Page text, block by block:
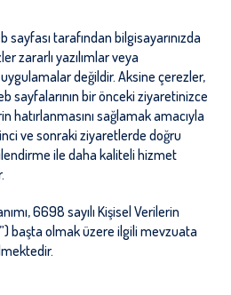
tarafından bilgisayarınızda
zararlı yazılımlar veya
değildir. Aksine çerezler,
sayfalarının bir önceki ziyaretinizce
hatırlanmasını sağlamak amacıyla
ve sonraki ziyaretlerde doğru
ile daha kaliteli hizmet
6698 sayılı Kişisel Verilerin
başta olmak üzere ilgili mevzuata